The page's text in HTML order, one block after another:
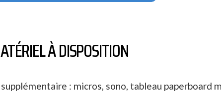
À DISPOSITION
: micros, sono, tableau paperboard